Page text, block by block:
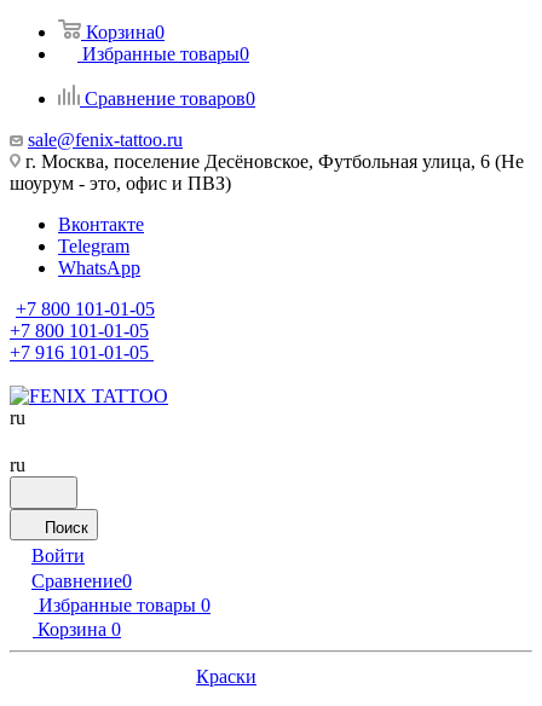
Корзина0
Избранные товары0
Сравнение товаров0
sale@fenix-tattoo.ru
г. Москва, поселение Десёновское, Футбольная улица, 6 (Не
шоурум - это, офис и ПВЗ)
Вконтакте
Telegram
WhatsApp
+7 800 101-01-05
+7 800 101-01-05
+7 916 101-01-05
ru
ru
Поиск
Войти
Сравнение0
Избранные товары 0
Корзина 0
Краски